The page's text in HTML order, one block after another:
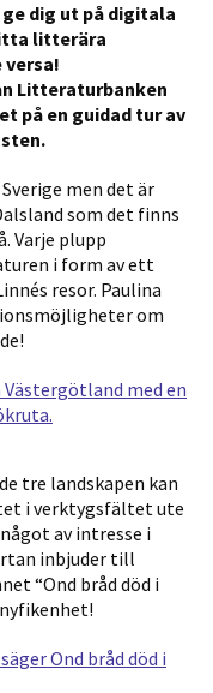
dig ut på digitala
litterära
Litteraturbanken
på en guidad tur av
men det är
som det finns
Varje plupp
i form avett
resor. Paulina
om
tre landskapen kan
i verktygsfältet ute
av intresse i
inbjuder till
“Ond bråd död i